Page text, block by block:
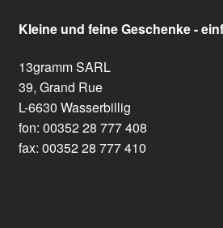
Kleine und feine Geschenke -
13gramm SARL
39, Grand Rue
L-6630 Wasserbillig
fon: 00352 28 777 408
fax: 00352 28 777 410